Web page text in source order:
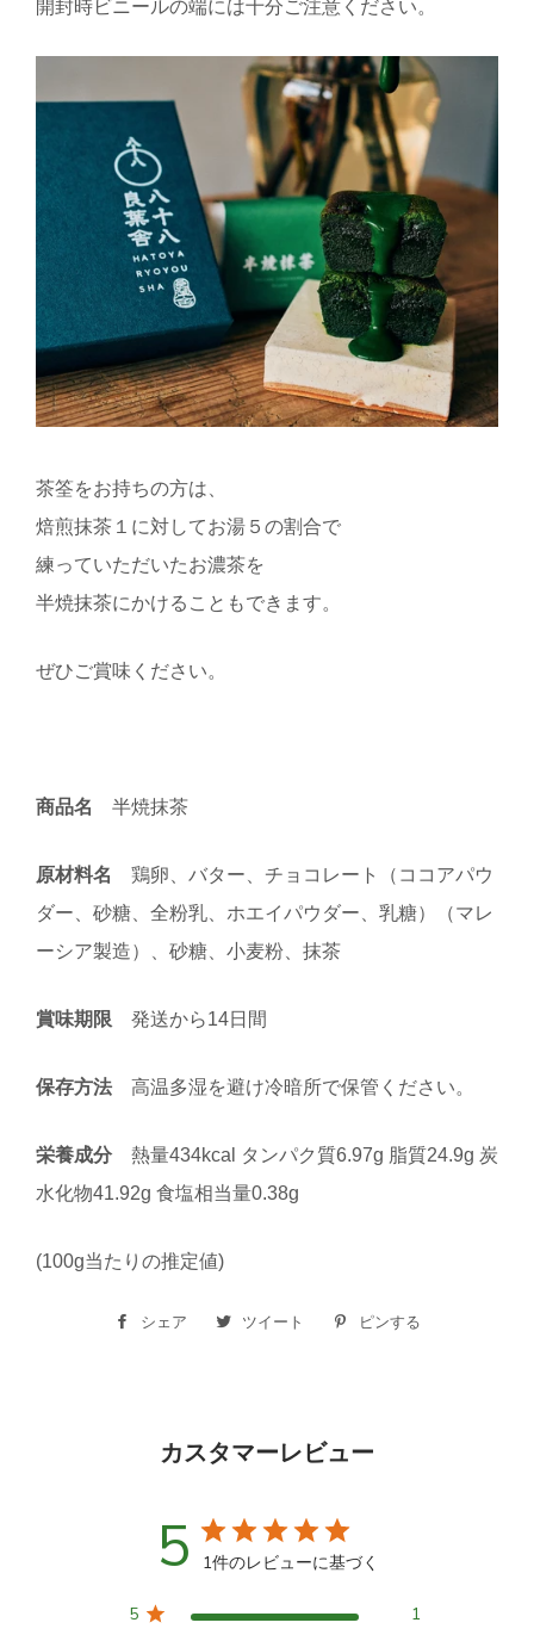
開封時ビニールの端には十分ご注意ください。
茶筌をお持ちの方は、
焙煎抹茶１に対してお湯５の割合で
練っていただいたお濃茶を
半焼抹茶にかけることもできます。
ぜひご賞味ください。
商品名 半焼抹茶
原材料名
鶏卵、バター、チョコレート（ココアパウ
ダー、砂糖、全粉乳、ホエイパウダー、乳糖）（マレ
ーシア製造）、砂糖、小麦粉、抹茶
賞味期限 発送から14日間
保存方法 高温多湿を避け冷暗所で保管ください。
栄養成分 熱量434kcal タンパク質6.97g 脂質24.9g 炭
水化物41.92g 食塩相当量0.38g
(100g当たりの推定値)
シェア
Facebook
ア
る
ツイート
Twitter
す
ピンする
カスタマーレビュー
5 1件のレビューに基づく
5
1